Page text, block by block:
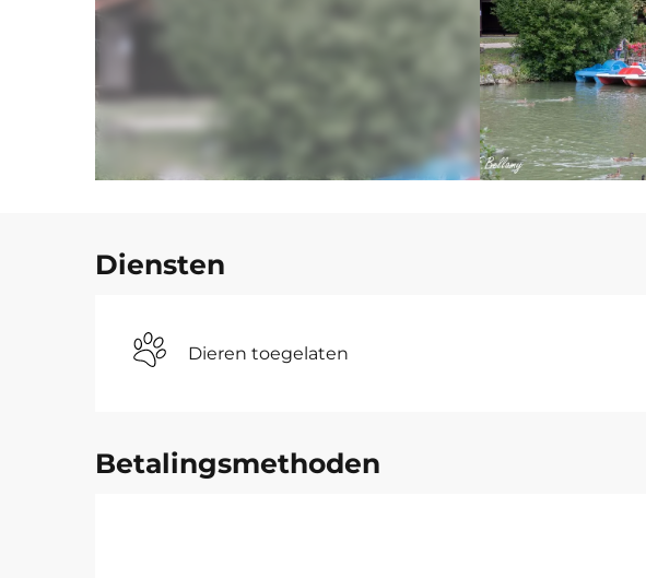
Diensten
Dieren toegelaten
Betalingsmethoden